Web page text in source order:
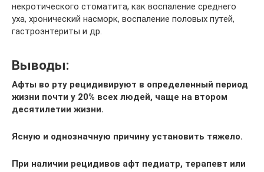
некротического стоматита, как воспаление среднего
уха, хронический насморк, воспаление половых путей,
гастроэнтериты и др.
Выводы:
Афты во рту рецидивируют в определенный период
жизни почти у 20% всех людей, чаще на втором
десятилетии жизни.
Ясную и однозначную причину установить тяжело.
При наличии рецидивов афт педиатр, терапевт или